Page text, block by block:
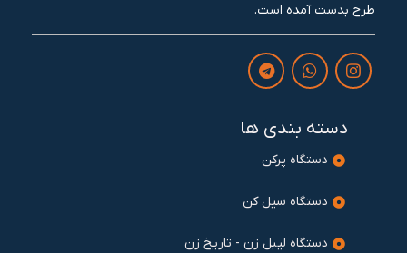
طرح بدست آمده است.
دسته بندی ها
دستگاه پرکن
دستگاه سیل کن
دستگاه لیبل زن - تاریخ زن